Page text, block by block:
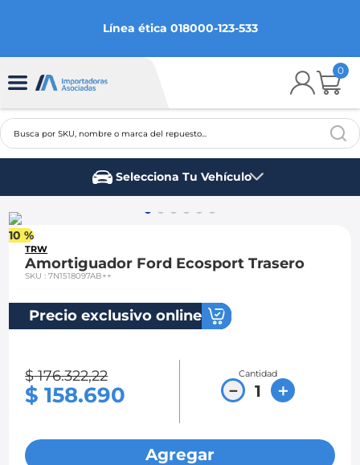
Línea ética 018000-123-533
0
Busca por SKU, nombre o marca del repuesto...
Selecciona Tu Vehículo
10 %
TRW
Amortiguador Ford Ecosport Trasero
SKU:7N1518097AB++
Precio exclusivo online
$ 176.322,22
$ 158.690
Cantidad
＋
－
Agregar
2
3.
spark gt
ford fiesta
5.
optra
6.
mazda 3
chevrolet sail
. mazda 2